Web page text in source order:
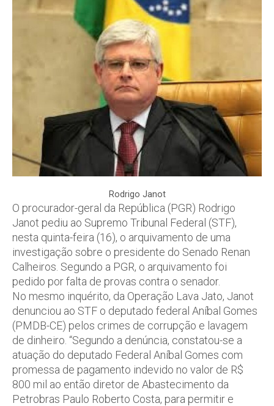
Rodrigo Janot
O procurador-geral da República (PGR) Rodrigo
Janot pediu ao Supremo Tribunal Federal (STF),
nesta quinta-feira (16), o arquivamento de uma
investigação sobre o presidente do Senado Renan
Calheiros. Segundo a PGR, o arquivamento foi
pedido por falta de provas contra o senador.
No mesmo inquérito, da Operação Lava Jato, Janot
denunciou ao STF o deputado federal Aníbal Gomes
(PMDB-CE) pelos crimes de corrupção e lavagem
de dinheiro. “Segundo a denúncia, constatou-se a
atuação do deputado Federal Aníbal Gomes com
promessa de pagamento indevido no valor de R$
800 mil ao então diretor de Abastecimento da
Petrobras Paulo Roberto Costa, para permitir e